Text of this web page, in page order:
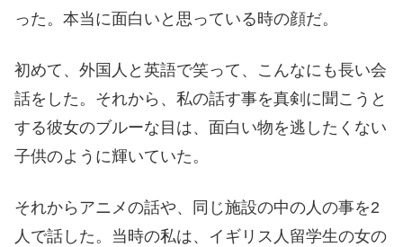
った。本当に面白いと思っている時の顔だ。
初めて、外国人と英語で笑って、こんなにも長い会
話をした。それから、私の話す事を真剣に聞こうと
する彼女のブルーな目は、面白い物を逃したくない
子供のように輝いていた。
それからアニメの話や、同じ施設の中の人の事を2
人で話した。当時の私は、イギリス人留学生の女の